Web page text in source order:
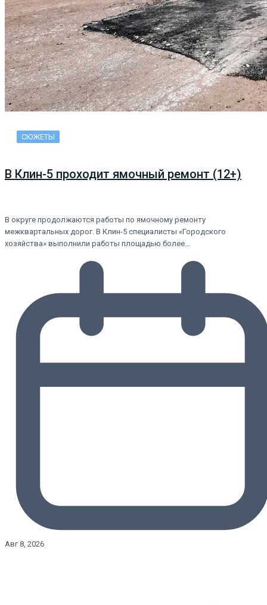
СЮЖЕТЫ
В Клин-5 проходит ямочный ремонт (12+)
В округе продолжаются работы по ямочному ремонту
межквартальных дорог. В Клин-5 специалисты «Городского
хозяйства» выполнили работы площадью более…
Авг 8, 2026